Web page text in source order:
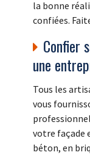
la bonne
confiées.
Confier
une
Tous les
vous
votre façade
béton, en